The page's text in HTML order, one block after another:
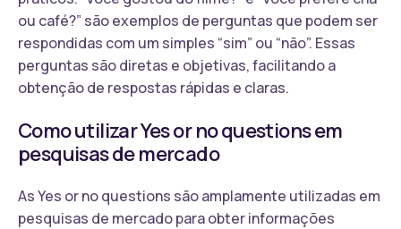
ou café?” são exemplos de perguntas que podem ser
respondidas com um simples “sim” ou “não”. Essas
perguntas são diretas e objetivas, facilitando a
obtenção de respostas rápidas e claras.
Como utilizar Yes or no questions em
pesquisas de mercado
As Yes or no questions são amplamente utilizadas em
pesquisas de mercado para obter informações